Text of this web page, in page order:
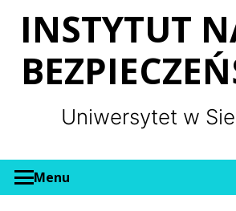
INSTYTUT
Uniwersytet w
Menu